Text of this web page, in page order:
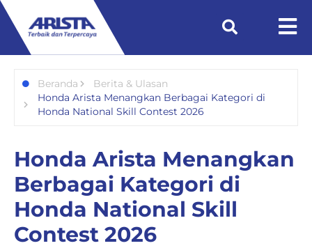
Beranda
Berita & Ulasan
Honda Arista Menangkan Berbagai Kategori di
Honda National Skill Contest 2026
Honda Arista Menangkan
Berbagai Kategori di
Honda National Skill
Contest 2026